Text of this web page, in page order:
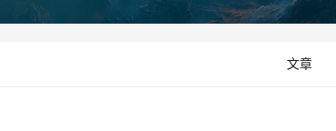
文章